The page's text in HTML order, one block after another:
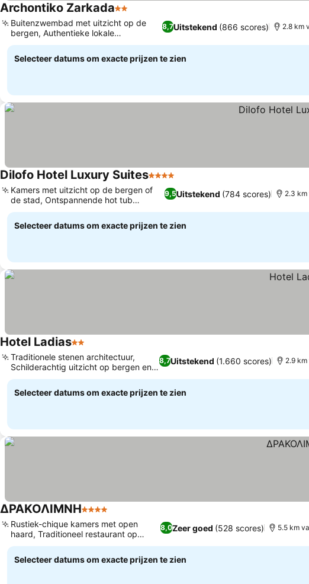
Archontiko Zarkada2 Sterren
8,7Uitstekend (866 scores)
Buitenzwembad met uitzicht op de
bergen, Authentieke lokale
gastronomie
2.8 km
Selecteer datums om exacte prijzen te zien
Dilofo Hotel Luxury Suites4 Sterren
9,5Uitstekend (784 scores)
Kamers met uitzicht op de bergen of
de stad, Ontspannende hot tub
faciliteit
2.3
Selecteer datums om exacte prijzen te zien
Hotel Ladias2 Sterren
8,7Uitstekend (1.660 scores)
Traditionele stenen architectuur,
Schilderachtig uitzicht op bergen en
dorp
2.9
Selecteer datums om exacte prijzen te zien
ΔΡΑΚΟΛΙΜΝΗ4 Sterren
8,0Zeer goed (528 scores)
Rustiek-chique kamers met open
haard, Traditioneel restaurant op
locatie
5.5 km
Selecteer datums om exacte prijzen te zien